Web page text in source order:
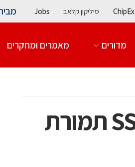
ChipEx סיליקון קלאב Jobs
מדורים מאמרים ומחקרים
סנדיסק רכשה יצרנית שבבי SSD תמורת